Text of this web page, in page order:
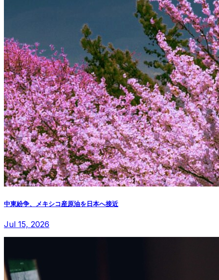
中東紛争、メキシコ産原油を日本へ接近
Jul 15, 2026